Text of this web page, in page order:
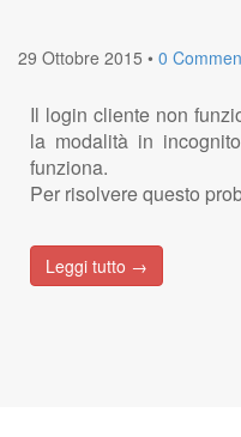
29 Ottobre 2015 • 0
Il login cliente non
la modalità in
funziona.
Per risolvere questo
Leggi tutto →